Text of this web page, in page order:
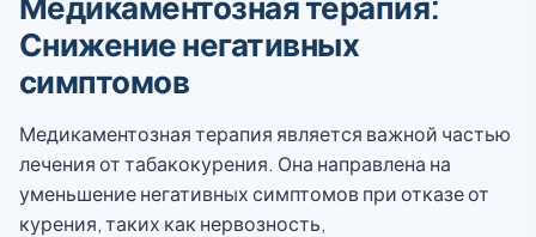
Снижение негативных
симптомов
Медикаментозная терапия является важной частью
лечения от табакокурения. Она направлена на
уменьшение негативных симптомов при отказе от
курения, таких как нервозность,